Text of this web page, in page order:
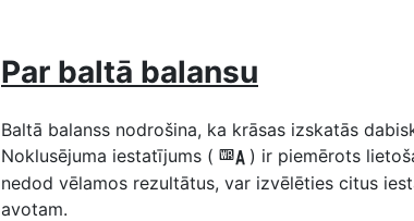
Par baltā balansu
Baltā balanss nodrošina, ka krāsas izskatās
Noklusējuma iestatījums ( 4 ) ir piemērots
nedod vēlamos rezultātus, var izvēlēties citus
avotam.